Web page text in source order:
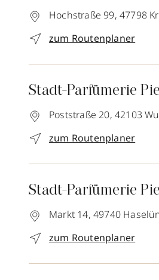
Hochstraße 99, 47798
zum Routenplaner
Stadt-Parfümerie
Poststraße 20, 42103
zum Routenplaner
Stadt-Parfümerie
Markt 14, 49740
zum Routenplaner